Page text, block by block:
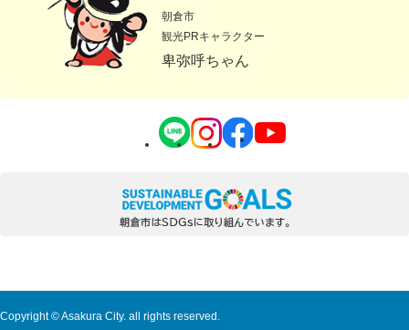
朝倉市
観光PRキャラクター
卑弥呼ちゃん
Copyright © Asakura City. all rights reserved.